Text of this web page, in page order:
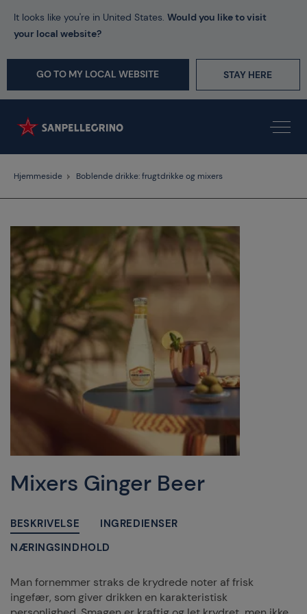
It looks like you're in United States. Would you like to visit
your local website?
GO TO MY LOCAL WEBSITE STAY HERE
Hjemmeside Boblende drikke: frugtdrikke og mixers
Mixers Ginger Beer
BESKRIVELSE
INGREDIENSER
NÆRINGSINDHOLD
Man fornemmer straks de krydrede noter af frisk
ingefær, som giver drikken en karakteristisk